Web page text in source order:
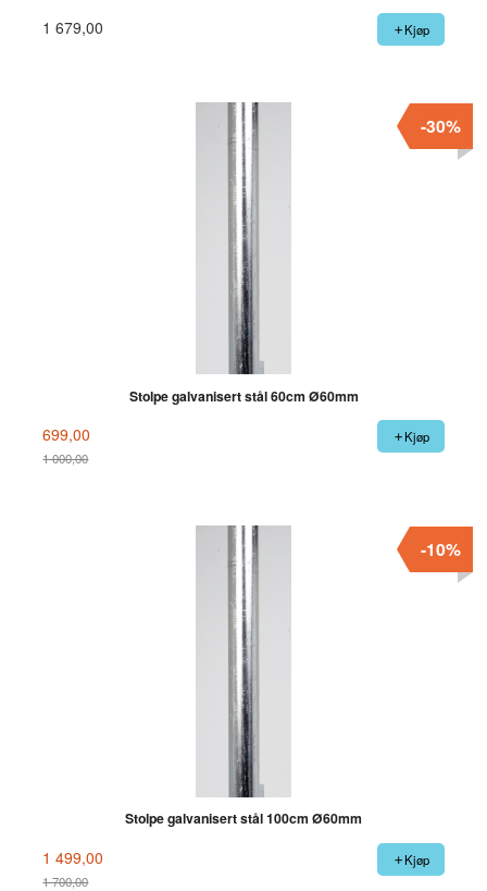
1 679,00 Kjøp
Stolpe galvanisert stål 60cm Ø60mm
699,00
1 000,00
-30%
Kjøp
Stolpe galvanisert stål 100cm Ø60mm
1 499,00
1 700,00
-10%
Kjøp